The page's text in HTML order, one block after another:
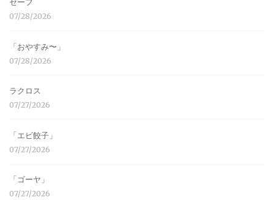
セーフ
07/28/2026
「おやすみ〜」
07/28/2026
ラクロス
07/27/2026
「エビ餃子」
07/27/2026
「ゴーヤ」
07/27/2026